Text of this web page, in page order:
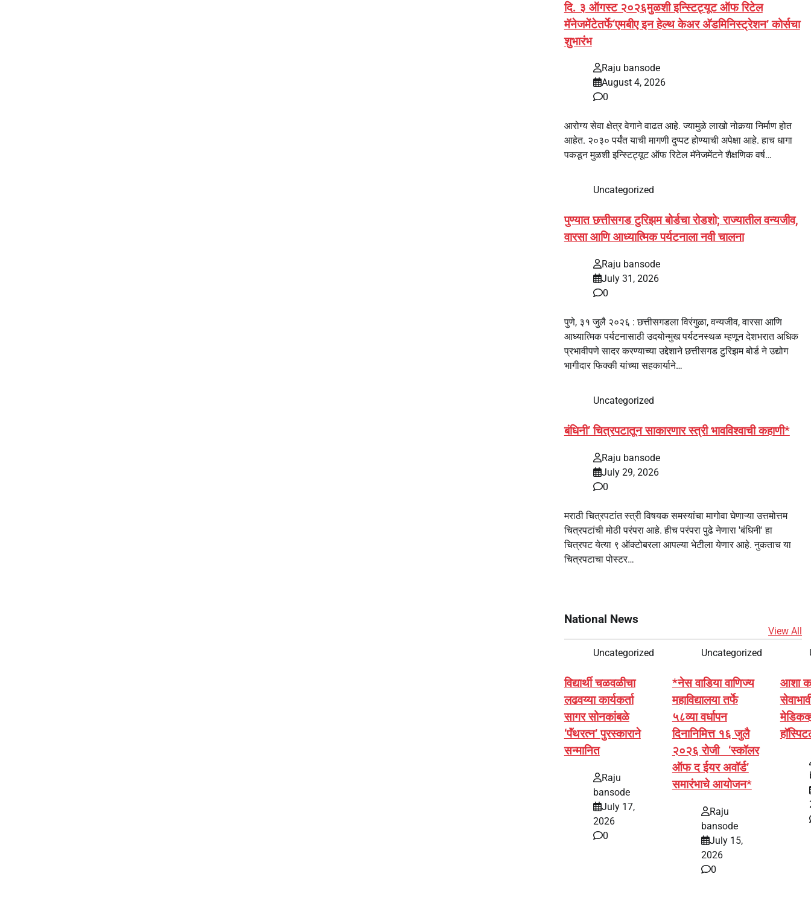
दि. ३ ऑगस्ट २०२६मुळशी इन्स्टिट्यूट ऑफ रिटेल
मॅनेजमेंटेतर्फे‘एमबीए इन हेल्थ केअर अ‍ॅडमिनिस्ट्रेशन’ कोर्सचा
शुभारंभ
Raju bansode
August 4, 2026
0
आरोग्य सेवा क्षेत्र वेगाने वाढत आहे. ज्यामुळे लाखो नोकर्‍या निर्माण होत
आहेत. २०३० पर्यंत याची मागणी दुप्पट होण्याची अपेक्षा आहे. हाच धागा
पकडून मुळशी इन्स्टिट्यूट ऑफ रिटेल मॅनेजमेंटने शैक्षणिक वर्ष…
Uncategorized
पुण्यात छत्तीसगड टुरिझम बोर्डचा रोडशो; राज्यातील वन्यजीव,
वारसा आणि आध्यात्मिक पर्यटनाला नवी चालना
Raju bansode
July 31, 2026
0
पुणे, ३१ जुलै २०२६ : छत्तीसगडला विरंगुळा, वन्यजीव, वारसा आणि
आध्यात्मिक पर्यटनासाठी उदयोन्मुख पर्यटनस्थळ म्हणून देशभरात अधिक
प्रभावीपणे सादर करण्याच्या उद्देशाने छत्तीसगड टुरिझम बोर्ड ने उद्योग
भागीदार फिक्की यांच्या सहकार्याने…
Uncategorized
बंधिनी’ चित्रपटातून साकारणार स्त्री भावविश्वाची कहाणी*
Raju bansode
July 29, 2026
0
मराठी चित्रपटांत स्त्री विषयक समस्यांचा मागोवा घेणाऱ्या उत्तमोत्तम
चित्रपटांची मोठी परंपरा आहे. हीच परंपरा पुढे नेणारा 'बंधिनी' हा
चित्रपट येत्या ९ ऑक्टोबरला आपल्या भेटीला येणार आहे. नुकताच या
चित्रपटाचा पोस्टर…
National News
View All
Uncategorized
विद्यार्थी चळवळीचा
लढवय्या कार्यकर्ता
सागर सोनकांबळे
‘पॅंथरत्न’ पुरस्काराने
सन्मानित
Raju
bansode
July 17,
2026
0
Uncategorized
*नेस वाडिया वाणिज्य
महाविद्यालया तर्फे
५८व्या वर्धापन
दिनानिमित्त १६ जुलै
२०२६ रोजी ‘स्कॉलर
ऑफ द ईयर अवॉर्ड’
समारंभाचे आयोजन*
Raju
bansode
July 15,
2026
0
आशा